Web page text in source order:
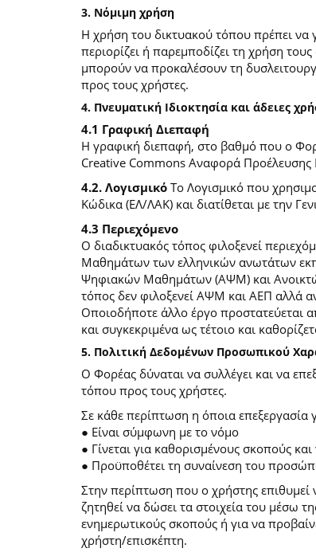
3. Νόμιμη χρήση
Η χρήση του δικτυακού τόπου πρέπει να
περιορίζει ή παρεμποδίζει τη χρήση
μπορούν να προκαλέσουν τη
προς τους χρήστες.
4. Πνευματική Ιδιοκτησία και άδειες
4.1 Γραφική Διεπαφή
Η γραφική διεπαφή, στο βαθμό που ο
Creative Commons Αναφορά Προέλευσης
4.2. ΛογισμικόΤο Λογισμικό που
Κώδικα (ΕΛ/ΛΑΚ) και διατίθεται με την
4.3 Περιεχόμενο
O διαδικτυακός τόπος φιλοξενεί
Μαθημάτων των ελληνικών ανωτάτων
Ψηφιακών Μαθημάτων (ΑΨΜ) και
τόπος δεν φιλοξενεί ΑΨΜ και ΑΕΠ αλλά
Οποιοδήποτε άλλο έργο προστατεύεται
και συγκεκριμένα ως τέτοιο και
5. Πολιτική Δεδομένων Προσωπικού
Ο Φορέας δύναται να συλλέγει και να
τόπου προς τους χρήστες.
Σε κάθε περίπτωση η όποια επεξεργασία
● Είναι σύμφωνη με το νόμο
● Γίνεται για καθορισμένους σκοπούς
● Προϋποθέτει τη συναίνεση του
Στην περίπτωση που ο χρήστης επιθυμεί
ζητηθεί να δώσει τα στοιχεία του μέσω
ενημερωτικούς σκοπούς ή για να
χρήστη/επισκέπτη.